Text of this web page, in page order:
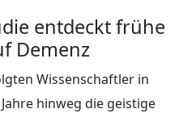
entdeckt frühe
Demenz
Wissenschaftler in
hinweg die geistige